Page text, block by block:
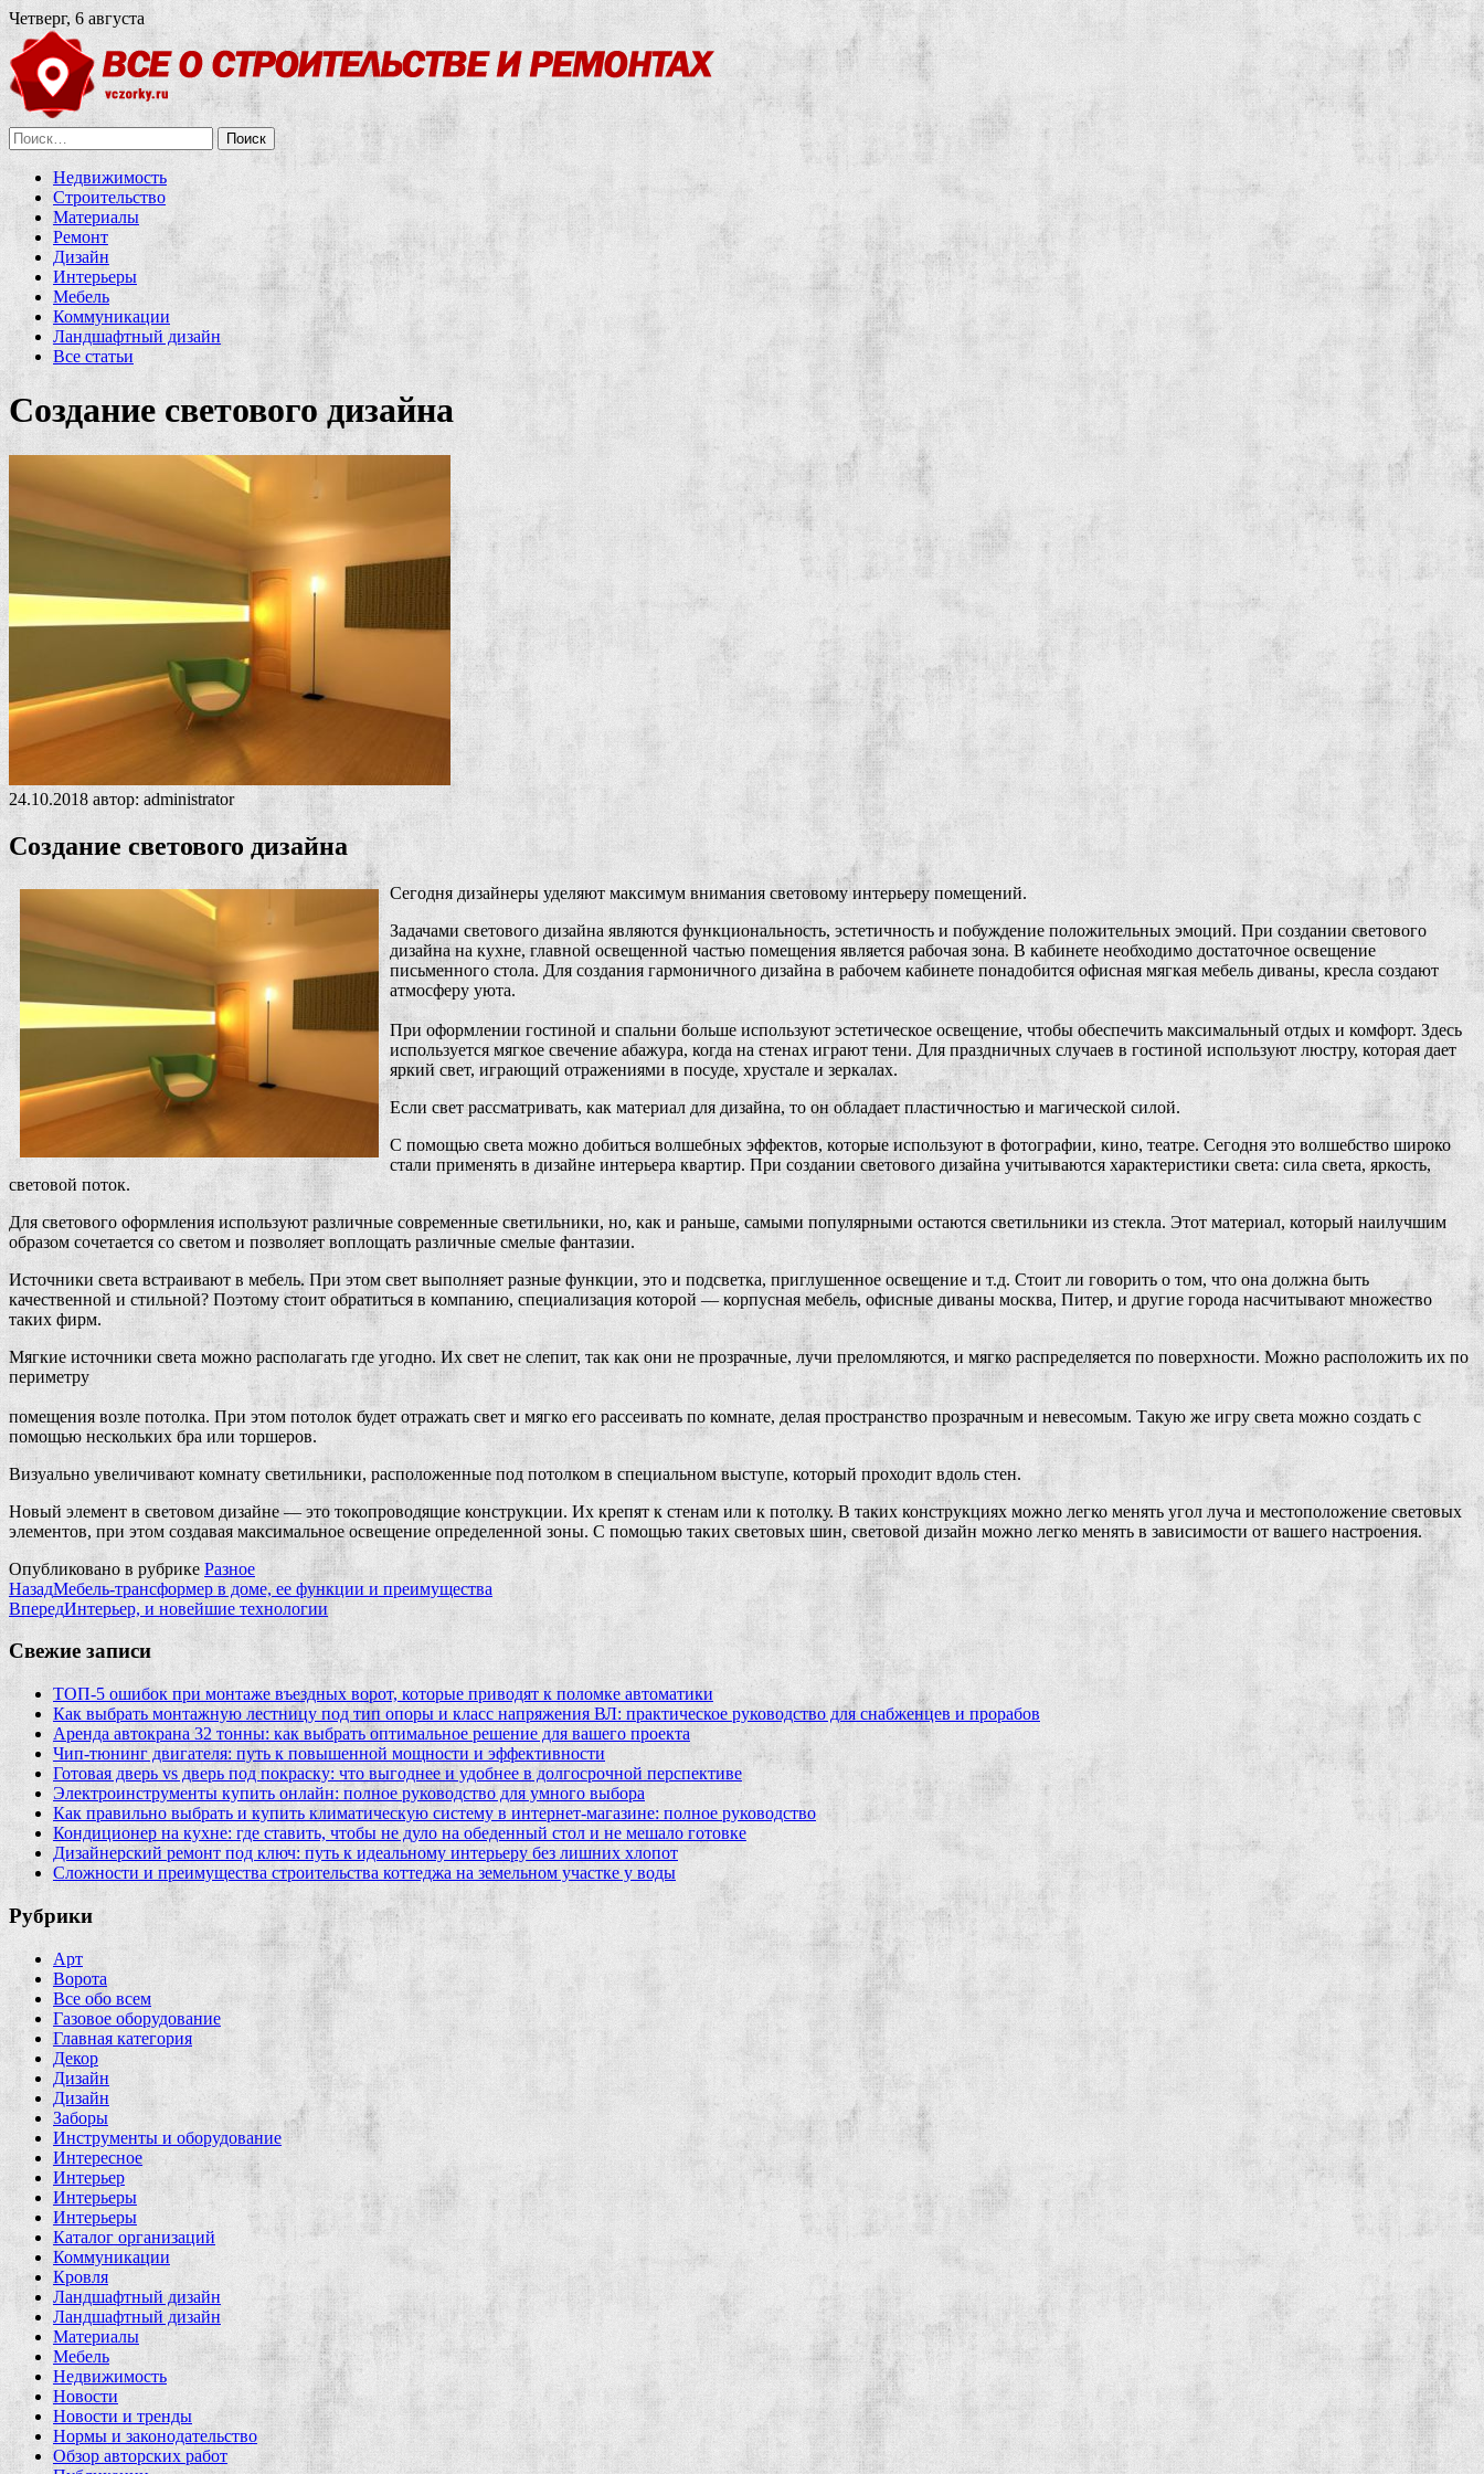
Четверг, 6 августа
Найти:
Недвижимость
Строительство
Материалы
Ремонт
Дизайн
Интерьеры
Мебель
Коммуникации
Ландшафтный дизайн
Все статьи
Создание светового дизайна
24.10.2018 автор: administrator
Создание светового дизайна
Сегодня дизайнеры уделяют максимум внимания световому интерьеру помещений.
Задачами светового дизайна являются функциональность, эстетичность и побуждение положительных эмоций. При создании светового
дизайна на кухне, главной освещенной частью помещения является рабочая зона. В кабинете необходимо достаточное освещение
письменного стола. Для создания гармоничного дизайна в рабочем кабинете понадобится офисная мягкая мебель диваны, кресла создают
атмосферу уюта.
При оформлении гостиной и спальни больше используют эстетическое освещение, чтобы обеспечить максимальный отдых и комфорт. Здесь
используется мягкое свечение абажура, когда на стенах играют тени. Для праздничных случаев в гостиной используют люстру, которая дает
яркий свет, играющий отражениями в посуде, хрустале и зеркалах.
Если свет рассматривать, как материал для дизайна, то он обладает пластичностью и магической силой.
С помощью света можно добиться волшебных эффектов, которые используют в фотографии, кино, театре. Сегодня это волшебство широко
стали применять в дизайне интерьера квартир. При создании светового дизайна учитываются характеристики света: сила света, яркость,
световой поток.
Для светового оформления используют различные современные светильники, но, как и раньше, самыми популярными остаются светильники из стекла. Этот материал, который наилучшим
образом сочетается со светом и позволяет воплощать различные смелые фантазии.
Источники света встраивают в мебель. При этом свет выполняет разные функции, это и подсветка, приглушенное освещение и т.д. Стоит ли говорить о том, что она должна быть
качественной и стильной? Поэтому стоит обратиться в компанию, специализация которой — корпусная мебель, офисные диваны москва, Питер, и другие города насчитывают множество
таких фирм.
Мягкие источники света можно располагать где угодно. Их свет не слепит, так как они не прозрачные, лучи преломляются, и мягко распределяется по поверхности. Можно расположить их по
периметру
помещения возле потолка. При этом потолок будет отражать свет и мягко его рассеивать по комнате, делая пространство прозрачным и невесомым. Такую же игру света можно создать с
помощью нескольких бра или торшеров.
Визуально увеличивают комнату светильники, расположенные под потолком в специальном выступе, который проходит вдоль стен.
Новый элемент в световом дизайне — это токопроводящие конструкции. Их крепят к стенам или к потолку. В таких конструкциях можно легко менять угол луча и местоположение световых
элементов, при этом создавая максимальное освещение определенной зоны. С помощью таких световых шин, световой дизайн можно легко менять в зависимости от вашего настроения.
Опубликовано в рубрике Разное
НазадМебель-трансформер в доме, ее функции и преимущества
ВпередИнтерьер, и новейшие технологии
Свежие записи
ТОП-5 ошибок при монтаже въездных ворот, которые приводят к поломке автоматики
Как выбрать монтажную лестницу под тип опоры и класс напряжения ВЛ: практическое руководство для снабженцев и прорабов
Аренда автокрана 32 тонны: как выбрать оптимальное решение для вашего проекта
Чип‑тюнинг двигателя: путь к повышенной мощности и эффективности
Готовая дверь vs дверь под покраску: что выгоднее и удобнее в долгосрочной перспективе
Электроинструменты купить онлайн: полное руководство для умного выбора
Как правильно выбрать и купить климатическую систему в интернет‑магазине: полное руководство
Кондиционер на кухне: где ставить, чтобы не дуло на обеденный стол и не мешало готовке
Дизайнерский ремонт под ключ: путь к идеальному интерьеру без лишних хлопот
Сложности и преимущества строительства коттеджа на земельном участке у воды
Рубрики
Арт
Ворота
Все обо всем
Газовое оборудование
Главная категория
Декор
Дизайн
Дизайн
Заборы
Инструменты и оборудование
Интересное
Интерьер
Интерьеры
Интерьеры
Каталог организаций
Коммуникации
Кровля
Ландшафтный дизайн
Ландшафтный дизайн
Материалы
Мебель
Недвижимость
Новости
Новости и тренды
Нормы и законодательство
Обзор авторских работ